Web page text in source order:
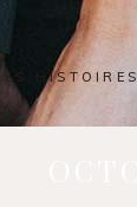
LES HISTOIRES